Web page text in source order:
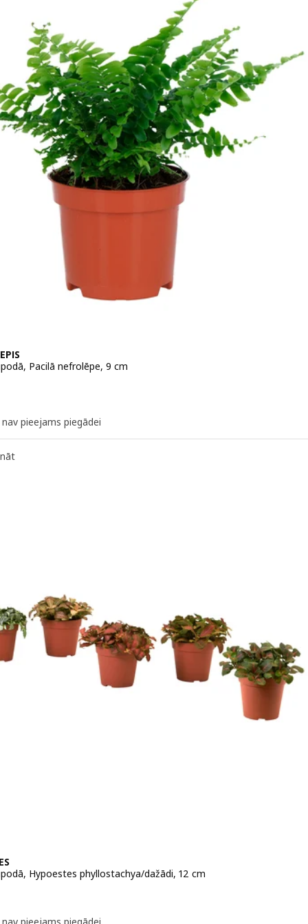
Pacilā nefrolēpe, 9 cm
pieejams piegādei
Hypoestes phyllostachya/dažādi, 12 cm
pieejams piegādei